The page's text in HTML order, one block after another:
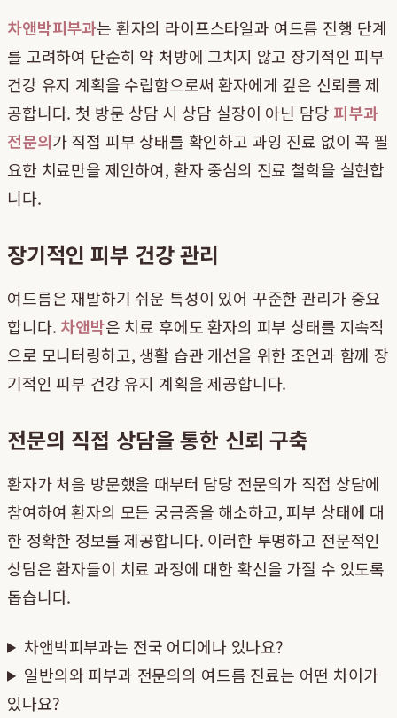
차앤박피부과는 환자의 라이프스타일과 여드름 진행 단계
를 고려하여 단순히 약 처방에 그치지 않고 장기적인 피부
건강 유지 계획을 수립함으로써 환자에게 깊은 신뢰를 제
공합니다. 첫 방문 상담 시 상담 실장이 아닌 담당 피부과
전문의가 직접 피부 상태를 확인하고 과잉 진료 없이 꼭 필
요한 치료만을 제안하여, 환자 중심의 진료 철학을 실현합
니다.
장기적인 피부 건강 관리
여드름은 재발하기 쉬운 특성이 있어 꾸준한 관리가 중요
합니다. 차앤박은 치료 후에도 환자의 피부 상태를 지속적
으로 모니터링하고, 생활 습관 개선을 위한 조언과 함께 장
기적인 피부 건강 유지 계획을 제공합니다.
전문의 직접 상담을 통한 신뢰 구축
환자가 처음 방문했을 때부터 담당 전문의가 직접 상담에
참여하여 환자의 모든 궁금증을 해소하고, 피부 상태에 대
한 정확한 정보를 제공합니다. 이러한 투명하고 전문적인
상담은 환자들이 치료 과정에 대한 확신을 가질 수 있도록
돕습니다.
차앤박피부과는 전국 어디에나 있나요?
일반의와 피부과 전문의의 여드름 진료는 어떤 차이가
있나요?